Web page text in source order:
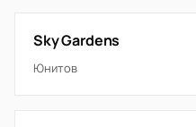
Sky Gardens
Юнитов